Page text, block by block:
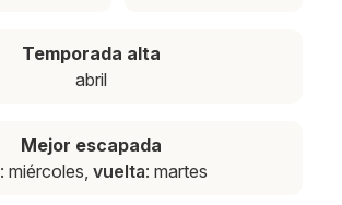
Temporada alta
abril
Mejor escapada
: miércoles, vuelta: martes